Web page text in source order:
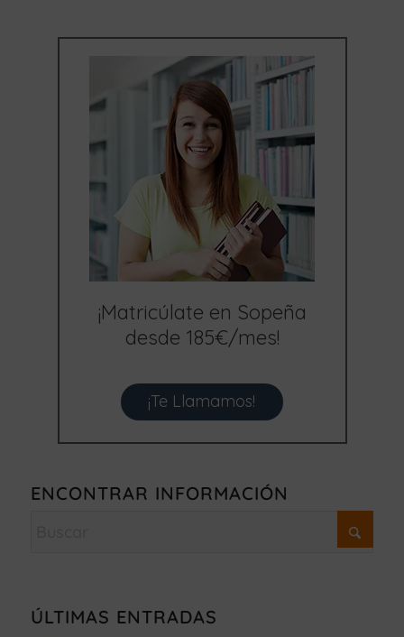
¡Matricúlate en Sopeña
desde 185€/mes!
¡Te Llamamos!
ENCONTRAR INFORMACIÓN
ÚLTIMAS ENTRADAS